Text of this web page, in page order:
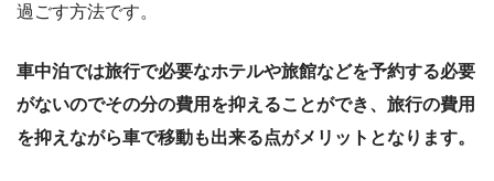
過ごす方法です。
車中泊では旅行で必要なホテルや旅館などを予約する必要
がないのでその分の費用を抑えることができ、旅行の費用
を抑えながら車で移動も出来る点がメリットとなります。